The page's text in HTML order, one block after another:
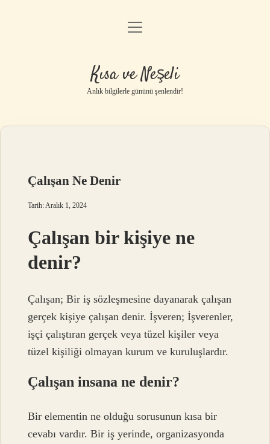
Anasayfa
Yasal Uyarı
menüyü
Kısa ve Neşeli
Anlık bilgilerle gününü şenlendir!
Çalışan Ne Denir
Tarih: Aralık 1, 2024
Çalışan bir kişiye ne
denir?
Çalışan; Bir iş sözleşmesine dayanarak çalışan
gerçek kişiye çalışan denir. İşveren; İşverenler,
işçi çalıştıran gerçek veya tüzel kişiler veya
tüzel kişiliği olmayan kurum ve kuruluşlardır.
Çalışan insana ne denir?
Bir elementin ne olduğu sorusunun kısa bir
cevabı vardır. Bir iş yerinde, organizasyonda